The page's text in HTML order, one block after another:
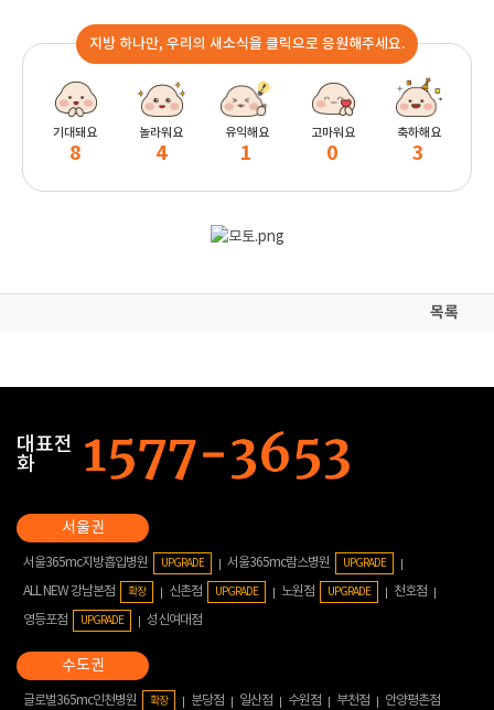
지방 하나만, 우리의 새소식을 클릭으로 응원해주세요.
기대돼요
8
놀라워요
4
유익해요
1
고마워요
0
축하해요
3
목록
대표전
화
서울365mc지방흡입병원 UPGRADE 서울365mc람스병원 UPGRADE
ALL NEW 강남본점 확장 신촌점 UPGRADE 노원점 UPGRADE
천호점
영등포점
UPGRADE 성신여대점
글로벌365mc인천병원 확장 분당점 일산점 수원점 부천점 안양평촌점